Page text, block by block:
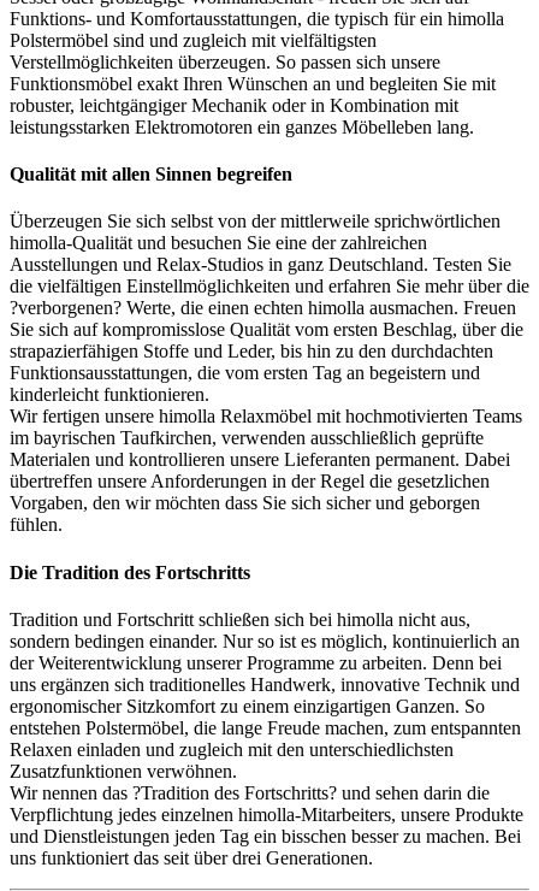
Funktions- und Komfortausstattungen, die typisch für ein himolla
Polstermöbel sind und zugleich mit vielfältigsten
Verstellmöglichkeiten überzeugen. So passen sich unsere
Funktionsmöbel exakt Ihren Wünschen an und begleiten Sie mit
robuster, leichtgängiger Mechanik oder in Kombination mit
leistungsstarken Elektromotoren ein ganzes Möbelleben lang.
Qualität mit allen Sinnen begreifen
Überzeugen Sie sich selbst von der mittlerweile sprichwörtlichen
himolla-Qualität und besuchen Sie eine der zahlreichen
Ausstellungen und Relax-Studios in ganz Deutschland. Testen Sie
die vielfältigen Einstellmöglichkeiten und erfahren Sie mehr über die
?verborgenen? Werte, die einen echten himolla ausmachen. Freuen
Sie sich auf kompromisslose Qualität vom ersten Beschlag, über die
strapazierfähigen Stoffe und Leder, bis hin zu den durchdachten
Funktionsausstattungen, die vom ersten Tag an begeistern und
kinderleicht funktionieren.
Wir fertigen unsere himolla Relaxmöbel mit hochmotivierten Teams
im bayrischen Taufkirchen, verwenden ausschließlich geprüfte
Materialen und kontrollieren unsere Lieferanten permanent. Dabei
übertreffen unsere Anforderungen in der Regel die gesetzlichen
Vorgaben, den wir möchten dass Sie sich sicher und geborgen
fühlen.
Die Tradition des Fortschritts
Tradition und Fortschritt schließen sich bei himolla nicht aus,
sondern bedingen einander. Nur so ist es möglich, kontinuierlich an
der Weiterentwicklung unserer Programme zu arbeiten. Denn bei
uns ergänzen sich traditionelles Handwerk, innovative Technik und
ergonomischer Sitzkomfort zu einem einzigartigen Ganzen. So
entstehen Polstermöbel, die lange Freude machen, zum entspannten
Relaxen einladen und zugleich mit den unterschiedlichsten
Zusatzfunktionen verwöhnen.
Wir nennen das ?Tradition des Fortschritts? und sehen darin die
Verpflichtung jedes einzelnen himolla-Mitarbeiters, unsere Produkte
und Dienstleistungen jeden Tag ein bisschen besser zu machen. Bei
uns funktioniert das seit über drei Generationen.